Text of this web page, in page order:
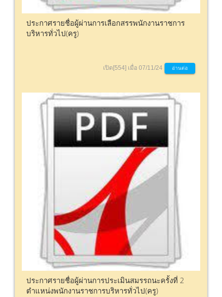
ประกาศรายชื่อผู้ผ่านการเลือกสรรพนักงานราชการ
บริหารทั่วไป(ครู)
เปิด[554] เมื่อ 07/11/24 อ่านต่อ
ประกาศรายชื่อผู้ผ่านการประเมินสมรรถนะครั้งที่ 2
ตำแหน่งพนักงานราชการบริหารทั่วไป(ครู)